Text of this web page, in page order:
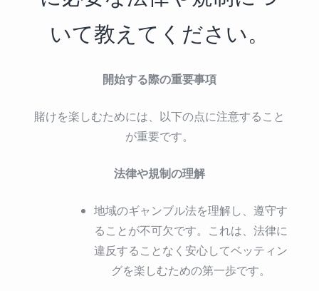
いて教えてください。
開始する際の重要事項
賭けを楽しむためには、以下の点に注意すること
が重要です。
法律や規制の理解
地域のギャンブル法を理解し、遵守す
ることが不可欠です。これは、法律に
違反することなく安心してベッティン
グを楽しむための第一歩です。